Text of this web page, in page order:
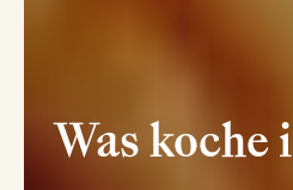
Was koche